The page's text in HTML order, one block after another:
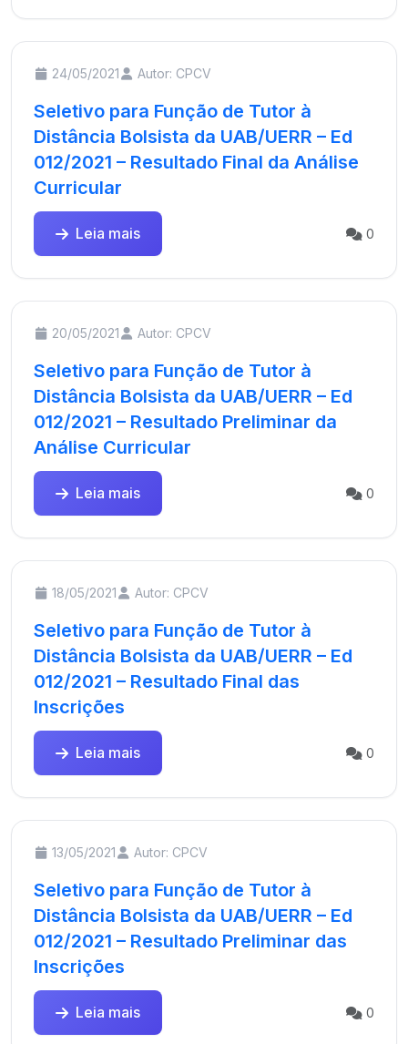
24/05/2021 Autor: CPCV
Seletivo para Função de Tutor à
Distância Bolsista da UAB/UERR – Ed
012/2021 – Resultado Final da Análise
Curricular
Leia mais 0
20/05/2021 Autor: CPCV
Seletivo para Função de Tutor à
Distância Bolsista da UAB/UERR – Ed
012/2021 – Resultado Preliminar da
Análise Curricular
Leia mais 0
18/05/2021 Autor: CPCV
Seletivo para Função de Tutor à
Distância Bolsista da UAB/UERR – Ed
012/2021 – Resultado Final das
Inscrições
Leia mais 0
13/05/2021 Autor: CPCV
Seletivo para Função de Tutor à
Distância Bolsista da UAB/UERR – Ed
012/2021 – Resultado Preliminar das
Inscrições
Leia mais 0